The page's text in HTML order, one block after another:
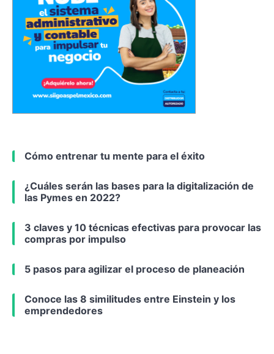
Cómo entrenar tu mente para el éxito
¿Cuáles serán las bases para la digitalización de
las Pymes en 2022?
3 claves y 10 técnicas efectivas para provocar las
compras por impulso
5 pasos para agilizar el proceso de planeación
Conoce las 8 similitudes entre Einstein y los
emprendedores